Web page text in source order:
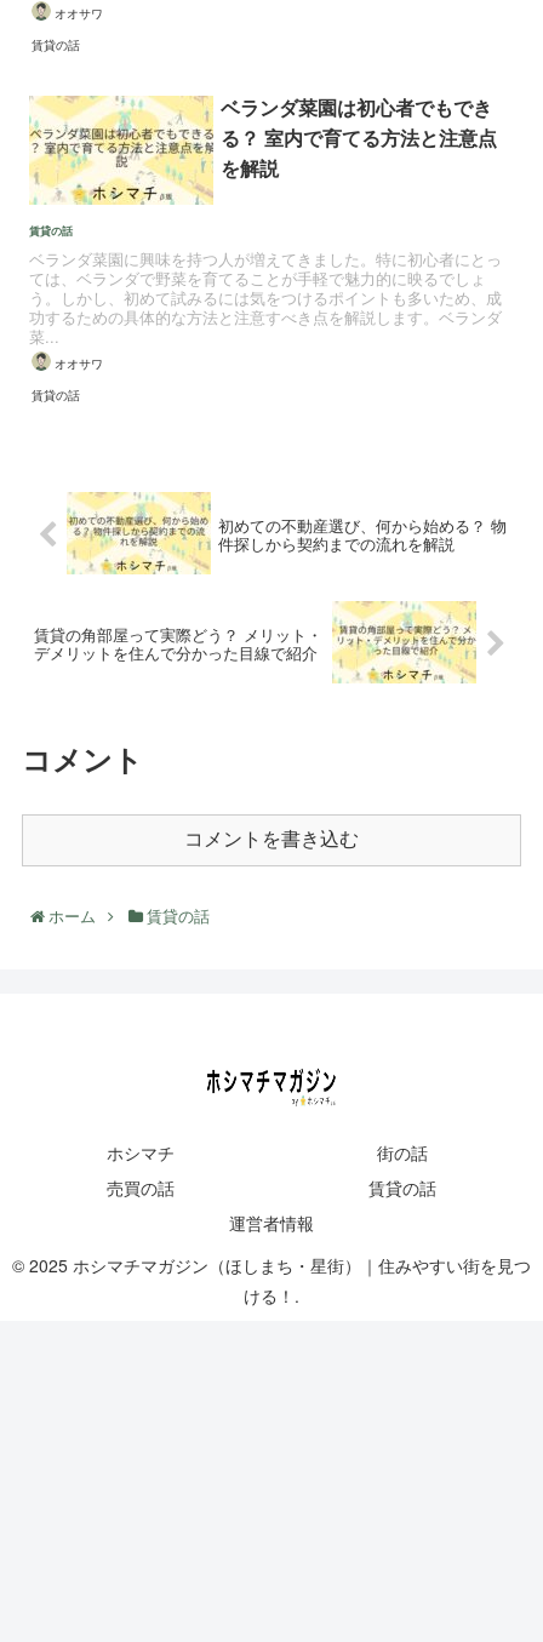
オオサワ
賃貸の話
賃貸の話
ベランダ菜園は初心者でもでき
る？ 室内で育てる方法と注意点
を解説
ベランダ菜園に興味を持つ人が増えてきました。特に初心者にとっ
ては、ベランダで野菜を育てることが手軽で魅力的に映るでしょ
う。しかし、初めて試みるには気をつけるポイントも多いため、成
功するための具体的な方法と注意すべき点を解説します。ベランダ
菜...
オオサワ
賃貸の話
初めての不動産選び、何から始める？ 物
件探しから契約までの流れを解説
賃貸の角部屋って実際どう？ メリット・
デメリットを住んで分かった目線で紹介
コメント
コメントを書き込む
ホーム 賃貸の話
ホシマチ
街の話
売買の話
賃貸の話
運営者情報
© 2025 ホシマチマガジン（ほしまち・星街）｜住みやすい街を見つ
ける！.